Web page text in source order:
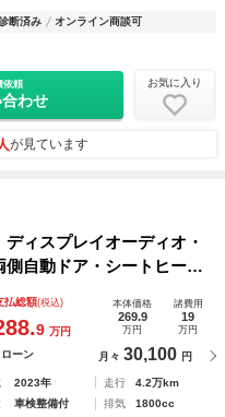
断済み オンライン商談可
依頼
わせ
お気に入り
が見ています
ィスプレイオーディオ・
側自動ドア・シートヒータ
ト・Ｃセンサー・レーダ
ィンカー・本革ステア・
払総額(税込)
9 万円
本体価格
269.9
万円
諸費用
19
万円
ーン 月々 30,100 円
2023年 走行
4.2万km
車検整備付 排気
1800cc